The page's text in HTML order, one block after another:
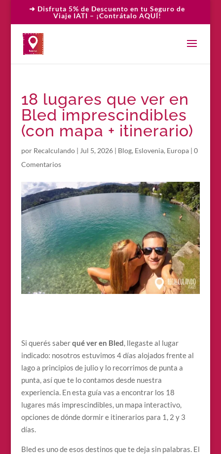
➜ Disfruta 5% de Descuento en tu Seguro de
Viaje IATI – ¡Contrátalo AQUÍ!
18 lugares que ver en
Bled imprescindibles
(con mapa + itinerario)
por Recalculando| Jul 5, 2026| Blog, Eslovenia, Europa| 0
Comentarios
Si querés saberqué ver en Bled, llegaste al lugar
indicado: nosotros estuvimos 4 días alojados frente al
lago a principios de julio y lo recorrimos de punta a
punta, así que te lo contamos desde nuestra
experiencia. En esta guía vas a encontrar los 18
lugares más imprescindibles, un mapa interactivo,
opciones de dónde dormir e itinerarios para 1, 2 y 3
días.
Bled es uno de esos destinos que te deja sin palabras. El